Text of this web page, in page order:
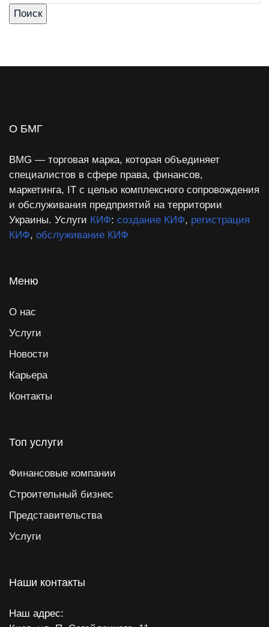
О БМГ
BMG — торговая марка, которая объединяет
специалистов в сфере права, финансов,
маркетинга, IT с целью комплексного сопровождения
и обслуживания предприятий на территории
Украины. Услуги КИФ: создание КИФ, регистрация
КИФ, обслуживание КИФ
Меню
О нас
Услуги
Новости
Карьера
Контакты
Топ услуги
Финансовые компании
Строительный бизнес
Представительства
Услуги
Наши контакты
Наш адрес: